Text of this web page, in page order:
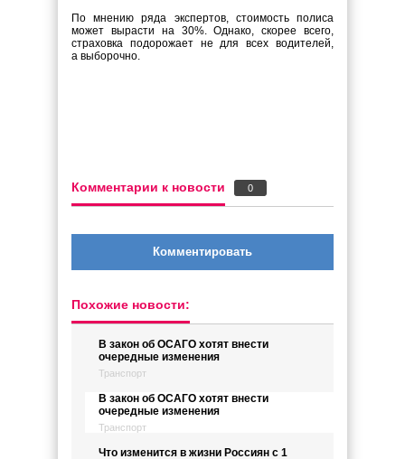
По мнению ряда экспертов, стоимость полиса
может вырасти на 30%. Однако, скорее всего,
страховка подорожает не для всех водителей,
а выборочно.
Комментарии к новости 0
Комментировать
Похожие новости:
В закон об ОСАГО хотят внести
очередные изменения
Транспорт
В закон об ОСАГО хотят внести
очередные изменения
Транспорт
Что изменится в жизни Россиян с 1